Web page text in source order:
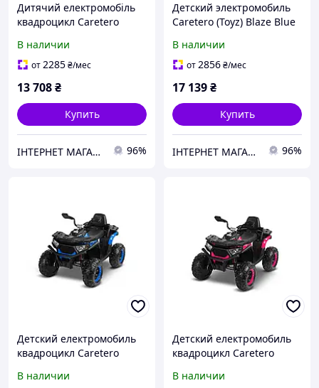
Дитячий електромобіль
квадроцикл Caretero
В наличии
от2285₴/мес
13 708₴
Купить
ІНТЕРНЕТ МАГАЗИН ДИТЯЧИХ ТОВАРІВ AGNES SHOP 96%
Детский электромобиль
Caretero (Toyz) Blaze Blue
В наличии
от2856₴/мес
17 139₴
Купить
ІНТЕРНЕТ МАГАЗИН ДИТЯЧИХ ТОВАРІВ AGNES SHOP 96%
Детский електромобиль
квадроцикл Caretero
В наличии
Детский електромобиль
квадроцикл Caretero
В наличии